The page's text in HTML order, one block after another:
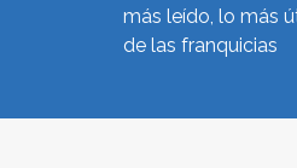
más leído, lo más
de las franquicias